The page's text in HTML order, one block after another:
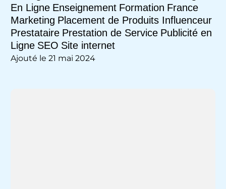
En Ligne Enseignement Formation France
Marketing Placement de Produits Influenceur
Prestataire Prestation de Service Publicité en
Ligne SEO Site internet
Ajouté le 21 mai 2024